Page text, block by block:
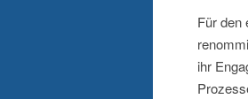
Für den
ihr